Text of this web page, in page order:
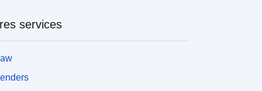
services